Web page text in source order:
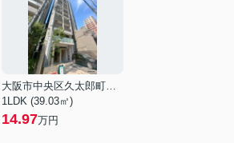
大阪市中央区久太郎町１丁目
1LDK (39.03㎡)
14.97万円